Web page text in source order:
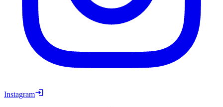
Instagram